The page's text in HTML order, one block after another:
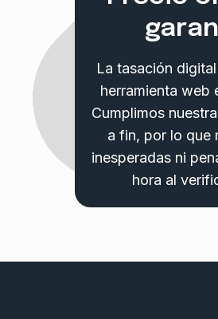
La tasación
herramienta web
Cumplimos
a fin, por lo que
inesperadas ni
hora al